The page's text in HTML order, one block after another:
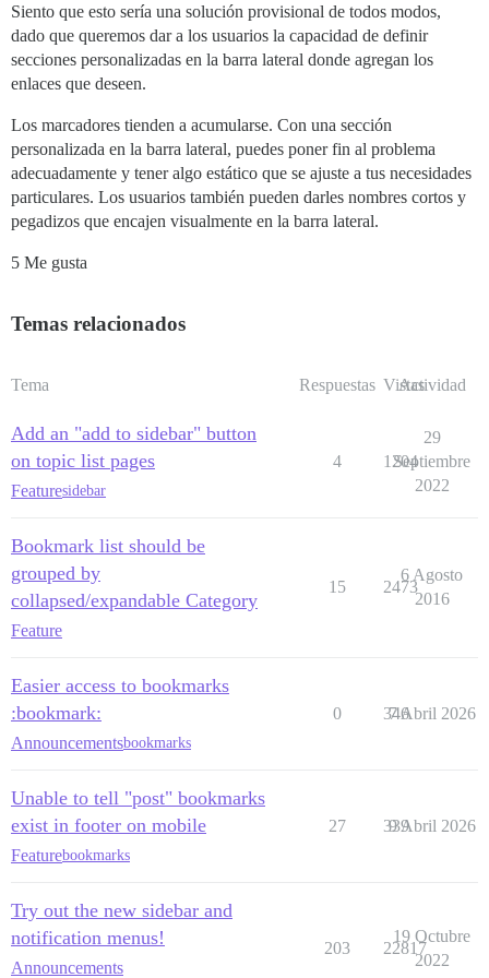
Siento que esto sería una solución provisional de todos modos,
dado que queremos dar a los usuarios la capacidad de definir
secciones personalizadas en la barra lateral donde agregan los
enlaces que deseen.
Los marcadores tienden a acumularse. Con una sección
personalizada en la barra lateral, puedes poner fin al problema
adecuadamente y tener algo estático que se ajuste a tus necesidades
particulares. Los usuarios también pueden darles nombres cortos y
pegadizos que encajen visualmente en la barra lateral.
5 Me gusta
Temas relacionados
Tema Respuestas Vistas
Actividad
Add an "add to sidebar" button
on topic list pages
Featuresidebar
4 1204
29
Septiembre
2022
Bookmark list should be
grouped by
collapsed/expandable Category
Feature
15 2473
6 Agosto
2016
Easier access to bookmarks
:bookmark:
Announcementsbookmarks
0 346
7 Abril 2026
Unable to tell "post" bookmarks
exist in footer on mobile
Featurebookmarks
27 339
9 Abril 2026
Try out the new sidebar and
notification menus!
Announcements
203 22817
19 Octubre
2022